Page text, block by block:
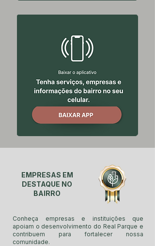
EMPRESAS EM
DESTAQUE NO
BAIRRO
Conheça empresas e instituições que
apoiam o desenvolvimento do Real Parque e
contribuem para fortalecer nossa
comunidade.